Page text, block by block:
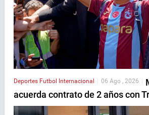
Deportes Futbol Internacional | 06 Ago , 2026 |
acuerda contrato de 2 años con